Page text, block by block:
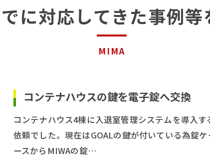
に対応してきた事例等
MIMA
コンテナハウスの鍵を電子錠へ交換
コンテナハウス4棟に入退室管理システムを導入
依頼でした。現在はGOALの鍵が付いている為錠
ースからMIWAの錠…